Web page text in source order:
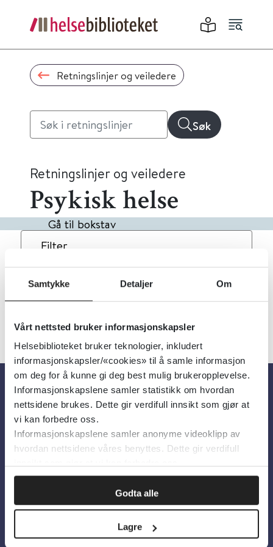
Samtykke Detaljer Om
Vårt nettsted bruker informasjonskapsler
Helsebiblioteket bruker teknologier, inkludert
informasjonskapsler/«cookies» til å samle informasjon
om deg for å kunne gi deg best mulig brukeropplevelse.
Informasjonskapslene samler statistikk om hvordan
nettsidene brukes. Dette gir verdifull innsikt som gjør at
vi kan forbedre oss.
Informasjonskapslene samler anonyme videoklipp av
hvordan nettsidene våres benyttes. Dette gir verdifull
Godta alle
Lagre
Retningslinjer og veiledere
Søk
Retningslinjer og veiledere
Psykisk helse
Gå til bokstav
Filter
6Treff Dato Alfabetisk
Om oss
Om Helsebiblioteket
Personvern og informasjonskapsler
Tilgjengelighetserklæring
Information in English
Bilder fra Colourbox.com